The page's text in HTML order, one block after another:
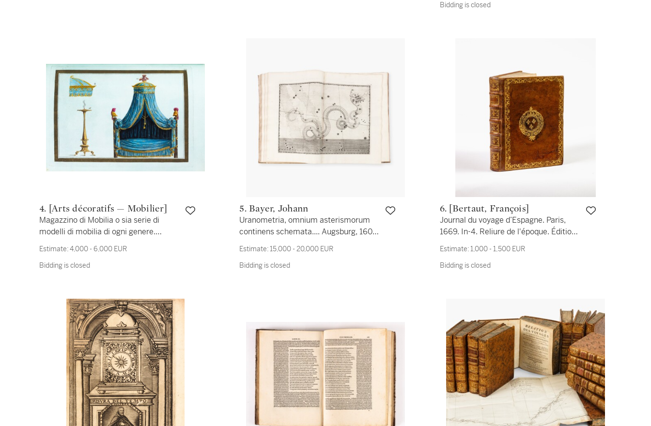
reliure de John Brindley.
Bidding is closed
4. [Arts décoratifs — Mobilier]
Magazzino di Mobilia o sia serie di
modelli di mobilia di ogni genere.
36 planches aquarellées. Rare édition
originale.
Estimate:4,000 - 6,000 EUR
Bidding is closed
5. Bayer, Johann
Uranometria, omnium asterismorum
continens schemata.... Augsburg, 1603.
originale du premier atlas céleste.
Estimate: 15,000 - 20,000 EUR
Bidding is closed
6. [Bertaut, François]
Journal du voyage d’Espagne. Paris,
1669. In-4. Reliure de l'époque. Édition
Louis XIV.
Estimate: 1,000 - 1,500 EUR
Bidding is closed